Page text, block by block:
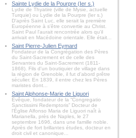
Sainte Lydie de la Pourpre (Ier s.)
Lydie de Thyatire (ville de Mysie, actuelle
Turquie) ou Lydie de la Pourpre (Ier s.)
D'après Saint Luc, elle serait la première
Européenne à s'être convertie au Christ.
Saint Paul l'aurait rencontrée alors qu'il
arrivait en Macédoine orientale. Elle était...
Saint Pierre-Julien Eymard
Fondateur de la Congrégation des Pères
du Saint-Sacrement et de celle des
Servantes du Saint-Sacrement (1811-
1868). Fils d'un boutiquier de village dans
la région de Grenoble, il fut d'abord prêtre
séculier. En 1839, il entre chez les Pères
maristes dont...
Saint Alphonse-Marie de Liguori
Évêque, fondateur de la “Congregatio
Sanctissimi Redemptoris” Docteur de
l'Église Alfonso Maria de Liguori naît à
Marianella, près de Naples, le 27
septembre 1696, dans une famille noble.
Après de fort brillantes études, docteur en
droit civil et canonique...